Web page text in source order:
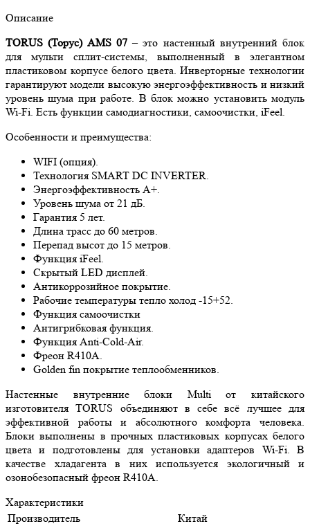
Описание
TORUS (Торус) AMS07– это настенный внутренний блок
для мульти сплит-системы, выполненный в элегантном
пластиковом корпусе белого цвета. Инверторные технологии
гарантируют модели высокую энергоэффективность и низкий
уровень шума при работе. В блок можно установить модуль
Wi-Fi. Есть функции самодиагностики, самоочистки, iFeel.
Особенности и преимущества:
WIFI (опция).
Технология SMART DC INVERTER.
Энергоэффективность А+.
Уровень шума от 21 дБ.
Гарантия 5 лет.
Длина трасс до 60 метров.
Перепад высот до 15 метров.
Функция iFeel.
Скрытый LED дисплей.
Антикоррозийное покрытие.
Рабочие температуры тепло холод -15+52.
Функция самоочистки
Антигрибковая функция.
Функция Anti-Cold-Air.
Фреон R410A.
Golden fin покрытие теплообменников.
Настенные внутренние блоки Multi от китайского
изготовителя TORUS объединяют в себе всё лучшее для
эффективной работы и абсолютного комфорта человека.
Блоки выполнены в прочных пластиковых корпусах белого
цвета и подготовлены для установки адаптеров Wi-Fi. В
качестве хладагента в них используется экологичный и
озонобезопасный фреон R410A.
Характеристики
Производитель
Китай